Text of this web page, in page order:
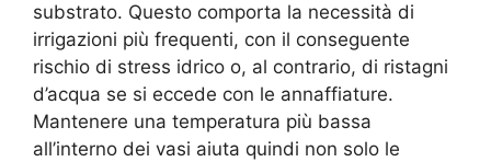
substrato. Questo comporta la necessità di
irrigazioni più frequenti, con il conseguente
rischio di stress idrico o, al contrario, di ristagni
d’acqua se si eccede con le annaffiature.
Mantenere una temperatura più bassa
all’interno dei vasi aiuta quindi non solo le